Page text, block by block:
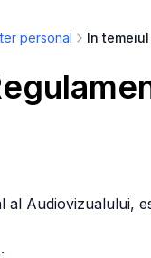
personal
Audiovizualului,